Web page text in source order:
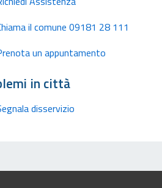
il comune 09181 28 111
un appuntamento
in città
disservizio